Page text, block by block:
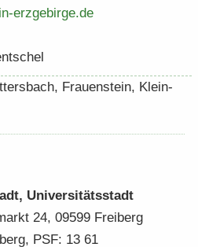
​​erzgebirge.​de
Frau­en­stein, Klein­
Uni­ver­si­täts­stadt
24, 09599 Frei­berg
PSF: 13 61